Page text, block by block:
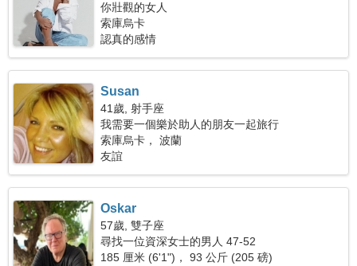
你壯觀的女人
索庫烏卡
認真的感情
Susan
41歲, 射手座
我需要一個樂於助人的朋友一起旅行
索庫烏卡， 波蘭
友誼
Oskar
57歲, 雙子座
尋找一位資深女士的男人 47-52
185 厘米 (6'1")， 93 公斤 (205 磅)